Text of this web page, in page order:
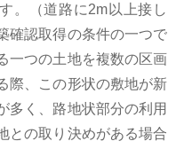
。（道路に2m以上接し
確認取得の条件の一つで
一つの土地を複数の区画
際、この形状の敷地が新
多く、路地状部分の利用
との取り決めがある場合